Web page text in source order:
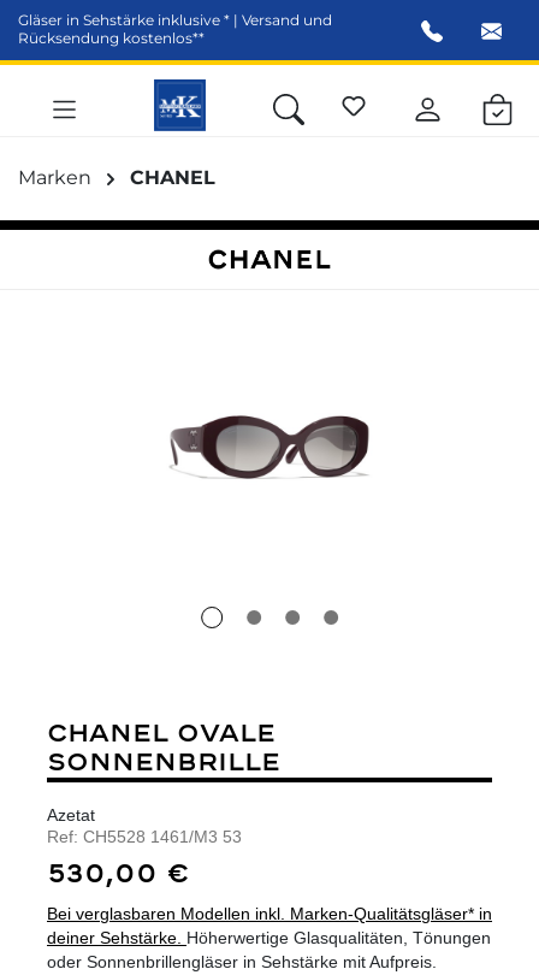
springen
Gläser in Sehstärke inklusive * | Versand und
Rücksendung kostenlos**
Marken CHANEL
CHANEL OVALE
SONNENBRILLE
Azetat
Ref: CH5528 1461/M3 53
530,00 €
Bei verglasbaren Modellen inkl. Marken-Qualitätsgläser* in
deiner Sehstärke. Höherwertige Glasqualitäten, Tönungen
oder Sonnenbrillengläser in Sehstärke mit Aufpreis.